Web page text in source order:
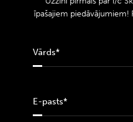
īpašajiem piedāvājumiem!